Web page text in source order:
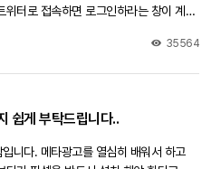
터로 접속하면 로그인하라는 창이 계속
볼 수 있게 하는법이 궁금합니다. 35564
쉽게 부탁드립니다..
니다. 메타광고를 열심히 배워서 하고